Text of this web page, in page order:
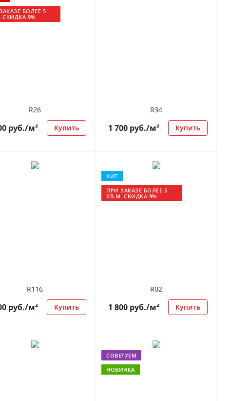
БОЛЕЕ 5
СКИДКА 9%
R26
руб./м² Купить
R34
1 700 руб./м² Купить
R116
руб./м² Купить
ХИТ
ПРИ ЗАКАЗЕ БОЛЕЕ 5
КВ.М. СКИДКА 9%
R02
1 800 руб./м² Купить
СОВЕТУЕМ
НОВИНКА